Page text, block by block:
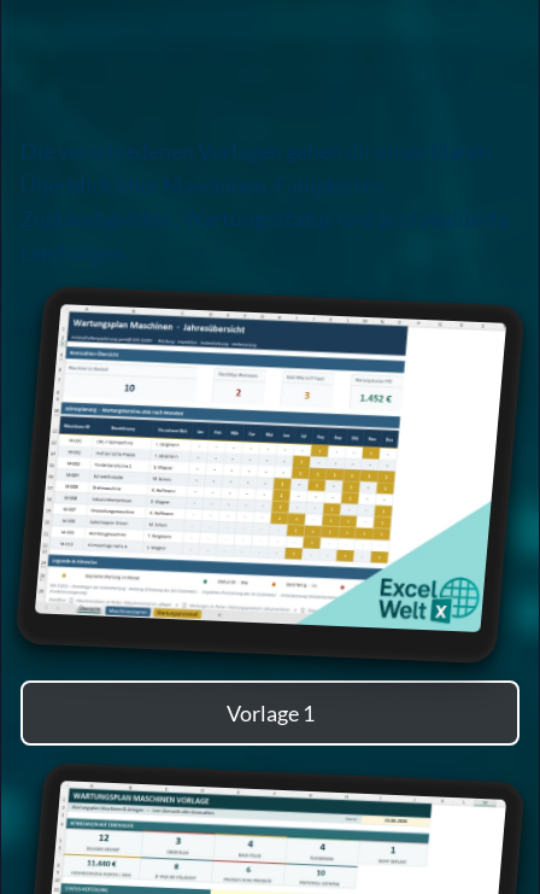
Die verschiedenen Vorlagen geben dir einen klaren
Überblick über Maschinen, Fälligkeiten,
Zuständigkeiten, Wartungsstatus und protokollierte
Leistungen.
Vorlage 1